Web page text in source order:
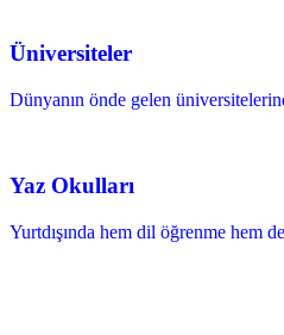
Üniversiteler
Dünyanın önde gelen
Yaz Okulları
Yurtdışında hem dil öğrenme hem